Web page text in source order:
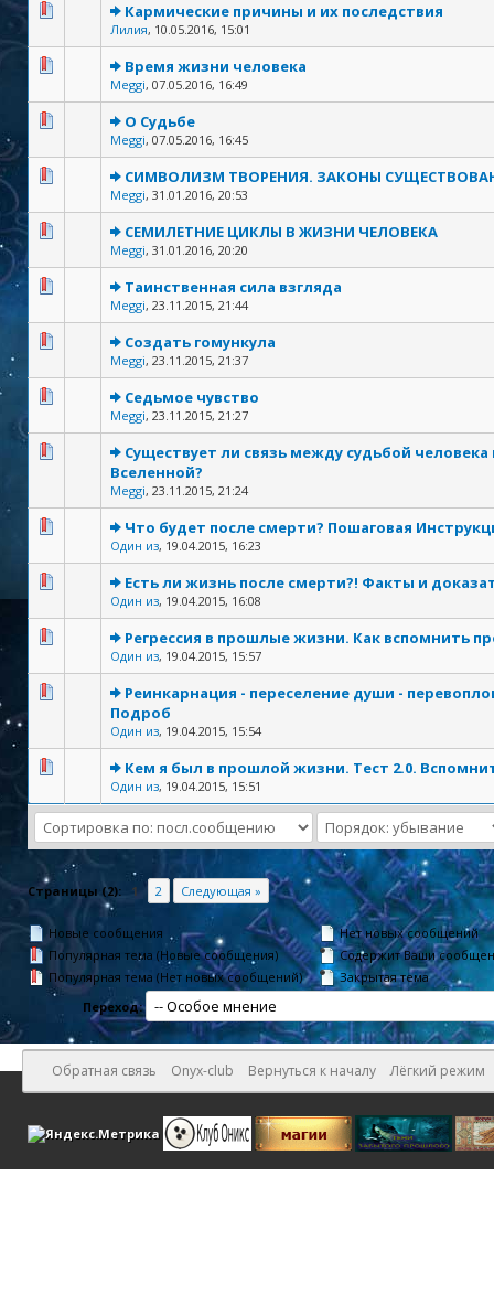
Кармические причины и их последствия
Лилия, 10.05.2016, 15:01
Время жизни человека
Meggi, 07.05.2016, 16:49
О Судьбе
Meggi, 07.05.2016, 16:45
СИМВОЛИЗМ ТВОРЕНИЯ. ЗАКОНЫ
Meggi, 31.01.2016, 20:53
СЕМИЛЕТНИЕ ЦИКЛЫ В ЖИЗНИ ЧЕЛОВЕКА
Meggi, 31.01.2016, 20:20
Таинственная сила взгляда
Meggi, 23.11.2015, 21:44
Создать гомункула
Meggi, 23.11.2015, 21:37
Седьмое чувство
Meggi, 23.11.2015, 21:27
Существует ли связь между судьбой
Вселенной?
Meggi, 23.11.2015, 21:24
Что будет после смерти? Пошаговая
Один из, 19.04.2015, 16:23
Есть ли жизнь после смерти?! Факты и
Один из, 19.04.2015, 16:08
Регрессия в прошлые жизни. Как вспомнить
Один из, 19.04.2015, 15:57
Реинкарнация - переселение души -
Подроб
Один из, 19.04.2015, 15:54
Кем я был в прошлой жизни. Тест 2.0.
Один из, 19.04.2015, 15:51
Страницы (2): 1 2 Следующая »
Новые сообщения
Популярная тема (Новые сообщения)
Популярная тема (Нет новых сообщений)
Нет новых сообщений
Содержит Ваши
Закрытая тема
Переход:
Обратная связь Onyx-club Вернуться к началу Лёгкий режим